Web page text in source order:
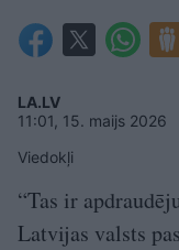
LA.LV
11:01, 15. maijs 2026
Viedokļi
“Tas ir
Latvijas valsts